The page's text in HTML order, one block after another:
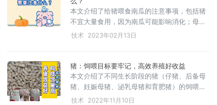
本文介绍了给猪喂食南瓜的注意事项，包括猪
不宜大量食用，因为南瓜可能影响消化；母猪
不宜长期用南瓜喂养，应选用专用饲料；南瓜
的健康。
技术 2023年02月13日
猪：饲喂目标要牢记，高效养殖好收益
本文介绍了不同生长阶段的猪（仔猪、后备母
猪、妊娠母猪、泌乳母猪和育肥猪）的饲喂目
标和策略。根据猪的品种、体重和生产目的，
技术 2022年11月10日